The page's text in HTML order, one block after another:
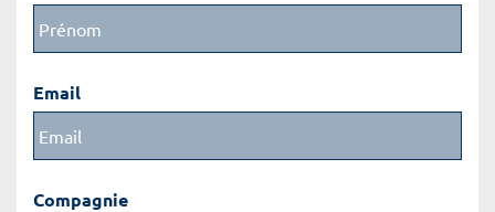
Email
Compagnie